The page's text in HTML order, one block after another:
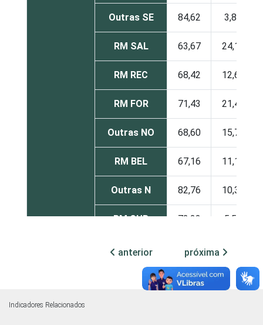
Outras SE 84,62 3,85
RM SAL 63,67 24,18
RM REC 68,42 12,63
RM FOR 71,43 21,43
Outras NO 68,60 15,70
RM BEL 67,16 11,19
Outras N 82,76 10,34
RM CUR 72,22 5,56
RM POA 67,84 9,65
Outras S 74,36 20,51
anterior próxima
Indicadores Relacionados